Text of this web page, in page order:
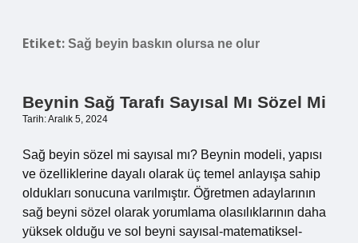
Etiket: Sağ beyin baskın olursa ne olur
Beynin Sağ Tarafı Sayısal Mı Sözel Mi
Tarih: Aralık 5, 2024
Sağ beyin sözel mi sayısal mı? Beynin modeli, yapısı
ve özelliklerine dayalı olarak üç temel anlayışa sahip
oldukları sonucuna varılmıştır. Öğretmen adaylarının
sağ beyni sözel olarak yorumlama olasılıklarının daha
yüksek olduğu ve sol beyni sayısal-matematiksel-